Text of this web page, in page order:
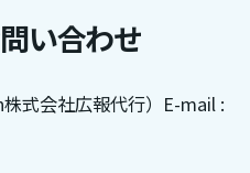
い合わせ
式会社広報代行） E-mail :